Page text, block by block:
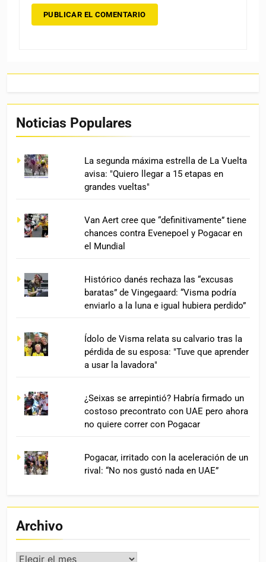
Noticias Populares
La segunda máxima estrella de La Vuelta
avisa: "Quiero llegar a 15 etapas en
grandes vueltas"
Van Aert cree que “definitivamente” tiene
chances contra Evenepoel y Pogacar en
el Mundial
Histórico danés rechaza las “excusas
baratas” de Vingegaard: “Visma podría
enviarlo a la luna e igual hubiera perdido”
Ídolo de Visma relata su calvario tras la
pérdida de su esposa: "Tuve que aprender
a usar la lavadora"
¿Seixas se arrepintió? Habría firmado un
costoso precontrato con UAE pero ahora
no quiere correr con Pogacar
Pogacar, irritado con la aceleración de un
rival: “No nos gustó nada en UAE”
Archivo
Archivo